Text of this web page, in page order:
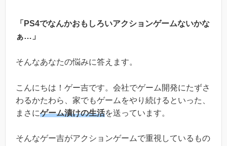
「PS4でなんかおもしろいアクションゲームないかな
ぁ…」
そんなあなたの悩みに答えます。
こんにちは！ゲー吉です。会社でゲーム開発にたずさ
わるかたわら、家でもゲームをやり続けるといった、
まさにゲーム漬けの生活を送っています。
そんなゲー吉がアクションゲームで重視しているもの